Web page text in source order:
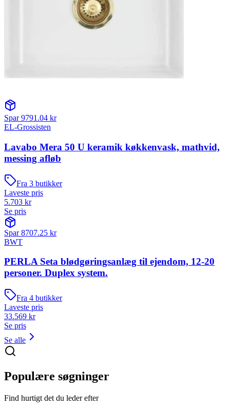
Spar9791.04 kr
EL-Grossisten
Lavabo Mera 50 U keramik køkkenvask, mathvid,
messing afløb
Fra 3 butikker
Laveste pris
5.703 kr
Se pris
Spar8707.25 kr
BWT
PERLA Seta blødgøringsanlæg til ejendom, 12-20
personer. Duplex system.
Fra 4 butikker
Laveste pris
33.569 kr
Se pris
Se alle
Populære søgninger
Find hurtigt det du leder efter